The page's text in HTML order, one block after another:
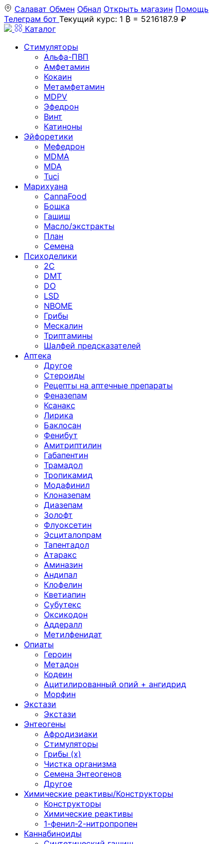
Салават Обмен Обнал Открыть магазин Помощь
Телеграм бот Текущий курс: 1 ₿ = 5216187.9 ₽
Каталог
Стимуляторы
Альфа-ПВП
Амфетамин
Кокаин
Метамфетамин
MDPV
Эфедрон
Винт
Катиноны
Эйфоретики
Мефедрон
MDMA
MDA
Tuci
Марихуана
CannaFood
Бошка
Гашиш
Масло/экстракты
План
Семена
Психоделики
2C
DMT
DO
LSD
NBOME
Грибы
Мескалин
Триптамины
Шалфей предсказателей
Аптека
Другое
Стероиды
Рецепты на аптечные препараты
Феназепам
Ксанакс
Лирика
Баклосан
Фенибут
Амитриптилин
Габапентин
Трамадол
Тропикамид
Модафинил
Клоназепам
Диазепам
Золофт
Флуоксетин
Эсциталопрам
Тапентадол
Атаракс
Аминазин
Андипал
Клофелин
Кветиапин
Субутекс
Оксикодон
Аддералл
Метилфенидат
Опиаты
Героин
Метадон
Кодеин
Ацитилированный опий + ангидрид
Морфин
Экстази
Экстази
Энтеогены
Афродизиаки
Стимуляторы
Грибы (х)
Чистка организма
Семена Энтеогенов
Другое
Химические реактивы/Конструкторы
Конструкторы
Химические реактивы
1-фенил-2-нитропропен
Каннабиноиды